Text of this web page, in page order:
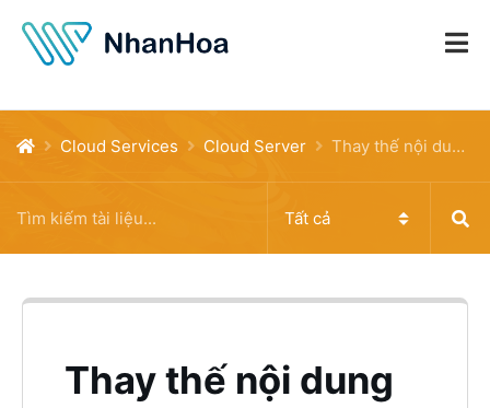
Cloud Services Cloud Server Thay thế nội dung file với sed – [CỤ THỂ]
Thay thế nội dung